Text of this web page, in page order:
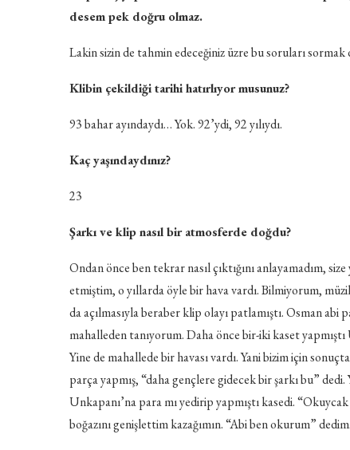
desem pek doğru olmaz.
Lakin sizin de tahmin edeceğiniz üzre bu soruları
Klibin çekildiği tarihi hatırlıyor musunuz?
93 bahar ayındaydı… Yok. 92’ydi, 92 yılıydı.
Kaç yaşındaydınız?
23
Şarkı ve klip nasıl bir atmosferde doğdu?
Ondan önce ben tekrar nasıl çıktığını anlayamadım,
etmiştim, o yıllarda öyle bir hava vardı. Bilmiyorum,
da açılmasıyla beraber klip olayı patlamıştı. Osman abi
mahalleden tanıyorum. Daha önce bir-iki kaset yapmıştı
Yine de mahallede bir havası vardı. Yani bizim için
parça yapmış, “daha gençlere gidecek bir şarkı bu”
Unkapanı’na para mı yedirip yapmıştı kasedi.
boğazını genişlettim kazağımın. “Abi ben okurum”